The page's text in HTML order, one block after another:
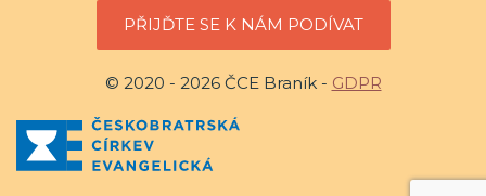
PŘIJĎTE SE K NÁM PODÍVAT
© 2020 - 2026 ČCE Braník - GDPR